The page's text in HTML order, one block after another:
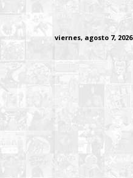
viernes, agosto 7, 2026